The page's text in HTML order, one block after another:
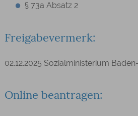
§ 73a Absatz 2
Freigabevermerk:
02.12.2025 Sozialministerium
Online beantragen: